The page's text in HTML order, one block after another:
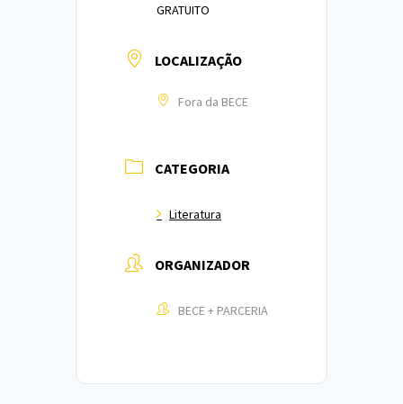
GRATUITO
LOCALIZAÇÃO
Fora da BECE
CATEGORIA
Literatura
ORGANIZADOR
BECE + PARCERIA